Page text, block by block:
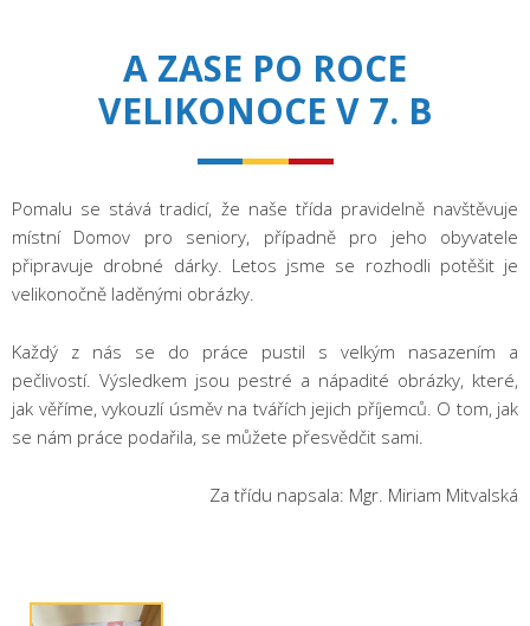
A ZASE PO ROCE
VELIKONOCE V 7. B
Pomalu se stává tradicí, že naše třída pravidelně navštěvuje
místní Domov pro seniory, případně pro jeho obyvatele
připravuje drobné dárky. Letos jsme se rozhodli potěšit je
velikonočně laděnými obrázky.
Každý z nás se do práce pustil s velkým nasazením a
pečlivostí. Výsledkem jsou pestré a nápadité obrázky, které,
jak věříme, vykouzlí úsměv na tvářích jejich příjemců. O tom, jak
se nám práce podařila, se můžete přesvědčit sami.
Za třídu napsala: Mgr. Miriam Mitvalská